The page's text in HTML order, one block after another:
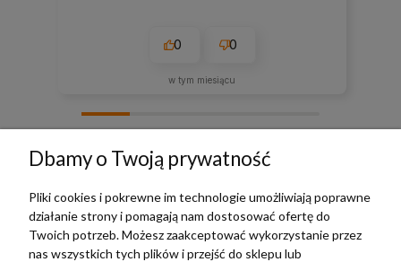
0 0
w tym miesiącu
TERRADECO
Dbamy o Twoją prywatność
Pliki cookies i pokrewne im technologie umożliwiają poprawne
działanie strony i pomagają nam dostosować ofertę do
Twoich potrzeb. Możesz zaakceptować wykorzystanie przez
nas wszystkich tych plików i przejść do sklepu lub